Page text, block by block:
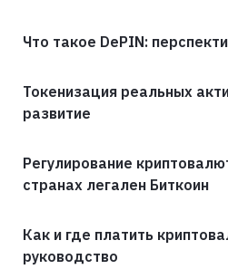
Что такое DePIN:
Токенизация реальных
развитие
Регулирование
странах легален Биткоин
Как и где платить
руководство